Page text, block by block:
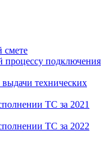
смете
процессу подключения
технических
ТС за 2021
ТС за 2022